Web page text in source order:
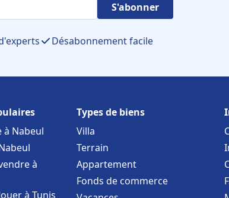
S'abonner
Désabonnement facile
à Nabeul
à
à Tunis
Types de biens
Villa
Terrain
Appartement
Fonds de commerce